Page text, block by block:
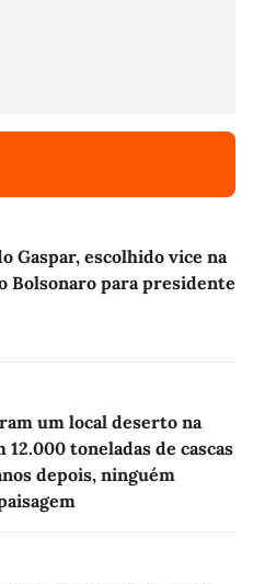
Gaspar, escolhido vice na
Bolsonaro para presidente
um local deserto na
12.000 toneladas de cascas
depois, ninguém